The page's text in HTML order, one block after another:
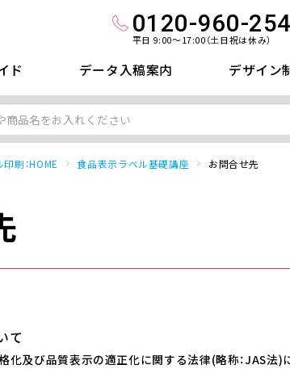
0120-960-254
平日 9:00～17:00（土日祝は休み）
ド データ入稿案内 デザイン
刷：HOME 食品表示ラベル基礎講座 お問合せ先
て
化及び品質表示の適正化に関する法律(略称：JAS法)